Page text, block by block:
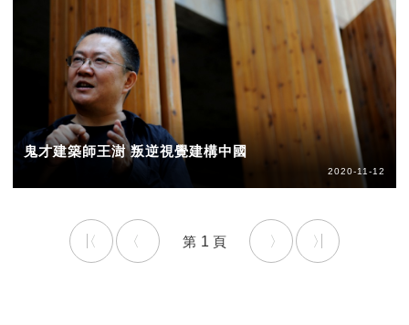
鬼才建築師王澍 叛逆視覺建構中國
2020-11-12
1